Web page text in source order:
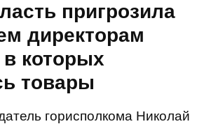
пригрозила
директорам
в которых
товары
горисполкома Николай